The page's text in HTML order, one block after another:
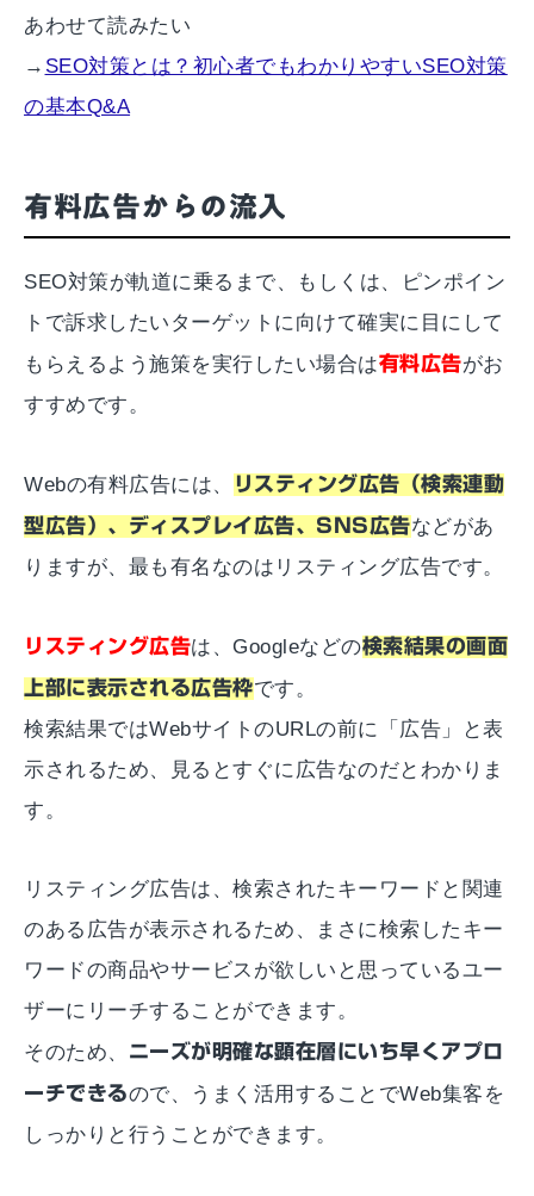
あわせて読みたい
→ SEO対策とは？初心者でもわかりやすいSEO対策
の基本Q&A
有料広告からの流入
SEO対策が軌道に乗るまで、もしくは、ピンポイン
トで訴求したいターゲットに向けて確実に目にして
もらえるよう施策を実行したい場合は有料広告がお
すすめです。
Webの有料広告には、 リスティング広告（検索連動
型広告）、ディスプレイ広告、SNS広告などがあ
りますが、最も有名なのはリスティング広告です。
リスティング広告は、Googleなどの検索結果の画面
上部に表示される広告枠です。
検索結果ではWebサイトのURLの前に「広告」と表
示されるため、見るとすぐに広告なのだとわかりま
す。
リスティング広告は、検索されたキーワードと関連
のある広告が表示されるため、まさに検索したキー
ワードの商品やサービスが欲しいと思っているユー
ザーにリーチすることができます。
そのため、
ニーズが明確な顕在層にいち早くアプロ
ーチできるので、うまく活用することでWeb集客を
しっかりと行うことができます。